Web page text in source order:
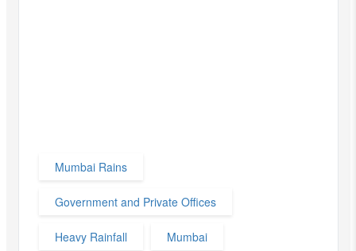
Mumbai Rains
Government and Private Offices
Heavy Rainfall Mumbai